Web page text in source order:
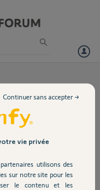
état lumiere
Elixo 500 io 3S ainsi
s'affiche comme étant
sont reconnu comme IO
vie privée
utilisons des
sur notre site pour les
le contenu et les
Continuer sans accepter →